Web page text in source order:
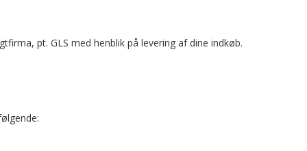
pt. GLS med henblik på levering af dine indkøb.